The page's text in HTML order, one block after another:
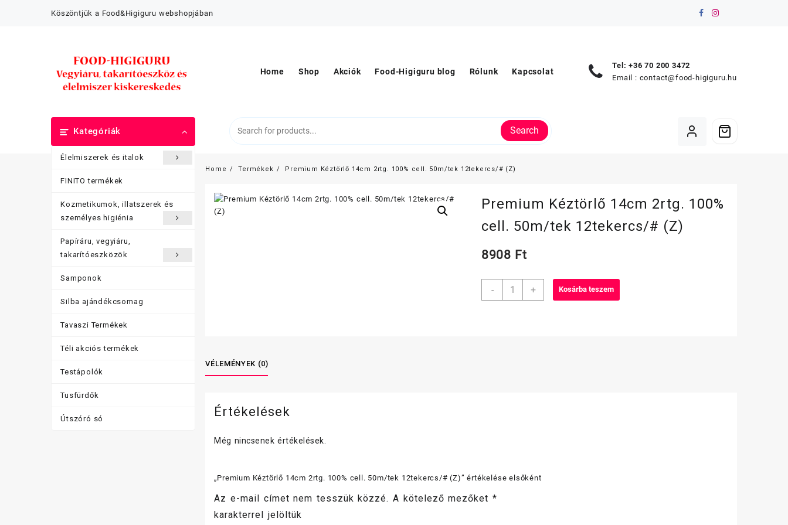
Köszöntjük a Food&Higiguru webshopjában
Home Shop Akciók Food-Higiguru blog Rólunk Kapcsolat
Tel: +36 70 200 3472
Email : contact@food-higiguru.hu
Kategóriák
Élelmiszerek és italok
FINITO termékek
Kozmetikumok, illatszerek és
személyes higiénia
Papíráru, vegyiáru,
takarítóeszközök
Samponok
Silba ajándékcsomag
Tavaszi Termékek
Téli akciós termékek
Testápolók
Tusfürdők
Útszóró só
Search
Home Termékek Premium Kéztörlő 14cm 2rtg. 100% cell. 50m/tek 12tekercs/# (Z)
Premium Kéztörlő 14cm 2rtg. 100%
cell. 50m/tek 12tekercs/# (Z)
8908 Ft
-
Premium+ Kosárba teszem
VÉLEMÉNYEK (0)
Értékelések
Még nincsenek értékelések.
„Premium Kéztörlő 14cm 2rtg. 100% cell. 50m/tek 12tekercs/# (Z)” értékelése elsőként
Az e-mail címet nem tesszük közzé. A kötelező mezőket *
karakterrel jelöltük